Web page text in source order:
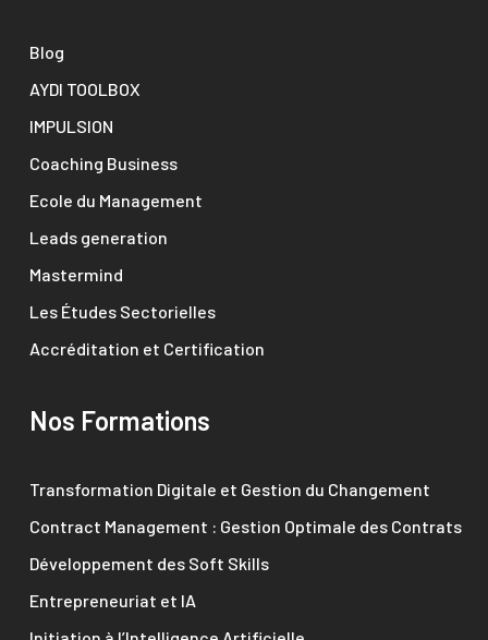
Blog
AYDI TOOLBOX
IMPULSION
Coaching Business
Ecole du Management
Leads generation
Mastermind
Les Études Sectorielles
Accréditation et Certification
Nos Formations
Transformation Digitale et Gestion du Changement
Contract Management : Gestion Optimale des Contrats
Développement des Soft Skills
Entrepreneuriat et IA